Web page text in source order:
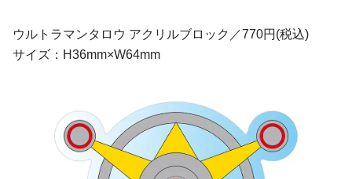
ウルトラマンタロウ アクリルブロック／770円(税込)
サイズ：H36mm×W64mm